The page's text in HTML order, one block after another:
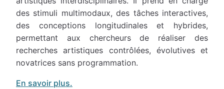
des stimuli multimodaux, des tâches interactives,
des conceptions longitudinales et hybrides,
permettant aux chercheurs de réaliser des
recherches artistiques contrôlées, évolutives et
novatrices sans programmation.
En savoir plus.